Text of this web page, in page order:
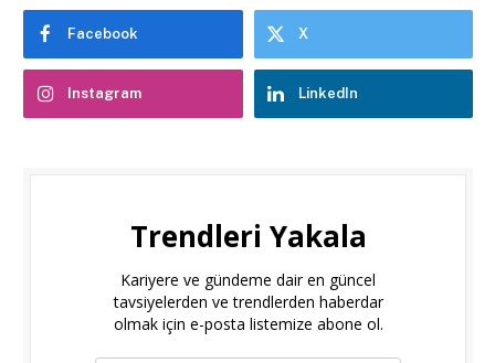
Facebook X
Instagram LinkedIn
Trendleri Yakala
Kariyere ve gündeme dair en güncel
tavsiyelerden ve trendlerden haberdar
olmak için e-posta listemize abone ol.